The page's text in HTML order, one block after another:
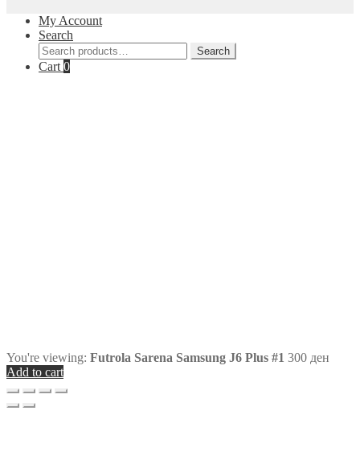
My Account
Search
Search
for:
Search
Cart 0
You're viewing: Futrola Sarena Samsung J6 Plus #1 300 ден
Add to cart